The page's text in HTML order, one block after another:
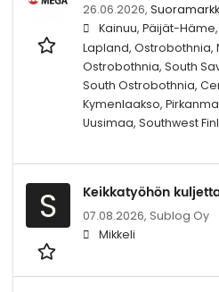
26.06.2026,
Kainuu, Päijät-
Lapland, Ostrobothnia,
Ostrobothnia, South
South Ostrobothnia,
Kymenlaakso,
Uusimaa, Southwest
S Keikkatyöhön
07.08.2026, Sublog Oy
Mikkeli